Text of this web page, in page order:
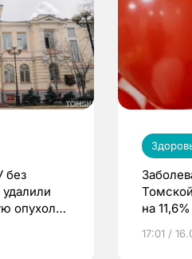
без
опухоль
на 11,6%
17:01 /